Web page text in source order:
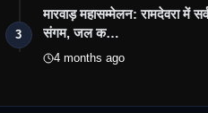
3
मारवाड़ महासम्मेलन: रामदेवरा में
संगम, जल क…
4 months ago